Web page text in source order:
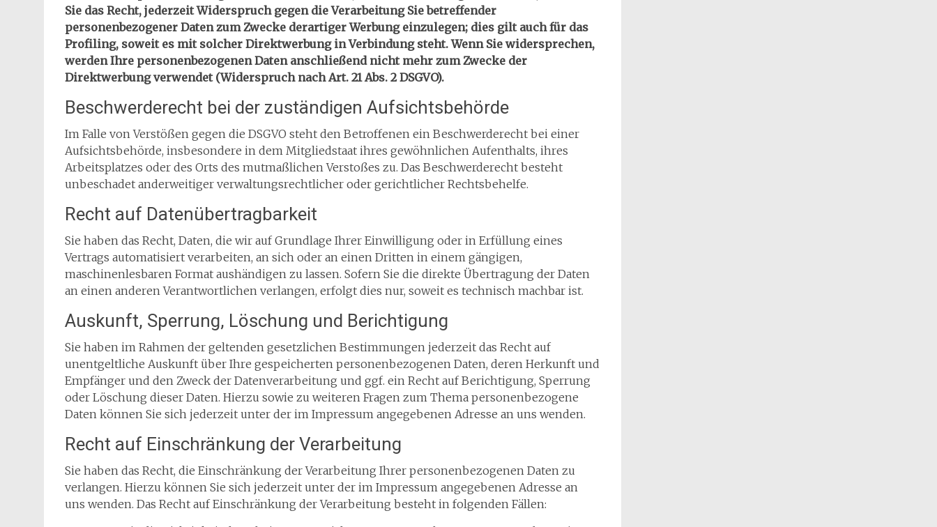
Sie das Recht, jederzeit Widerspruch gegen die Verarbeitung Sie betreffender
personenbezogener Daten zum Zwecke derartiger Werbung einzulegen; dies gilt auch für das
Profiling, soweit es mit solcher Direktwerbung in Verbindung steht. Wenn Sie widersprechen,
werden Ihre personenbezogenen Daten anschließend nicht mehr zum Zwecke der
Direktwerbung verwendet (Widerspruch nach Art. 21 Abs. 2 DSGVO).
Beschwerderecht bei der zuständigen Aufsichtsbehörde
Im Falle von Verstößen gegen die DSGVO steht den Betroffenen ein Beschwerderecht bei einer
Aufsichtsbehörde, insbesondere in dem Mitgliedstaat ihres gewöhnlichen Aufenthalts, ihres
Arbeitsplatzes oder des Orts des mutmaßlichen Verstoßes zu. Das Beschwerderecht besteht
unbeschadet anderweitiger verwaltungsrechtlicher oder gerichtlicher Rechtsbehelfe.
Recht auf Datenübertragbarkeit
Sie haben das Recht, Daten, die wir auf Grundlage Ihrer Einwilligung oder in Erfüllung eines
Vertrags automatisiert verarbeiten, an sich oder an einen Dritten in einem gängigen,
maschinenlesbaren Format aushändigen zu lassen. Sofern Sie die direkte Übertragung der Daten
an einen anderen Verantwortlichen verlangen, erfolgt dies nur, soweit es technisch machbar ist.
Auskunft, Sperrung, Löschung und Berichtigung
Sie haben im Rahmen der geltenden gesetzlichen Bestimmungen jederzeit das Recht auf
unentgeltliche Auskunft über Ihre gespeicherten personenbezogenen Daten, deren Herkunft und
Empfänger und den Zweck der Datenverarbeitung und ggf. ein Recht auf Berichtigung, Sperrung
oder Löschung dieser Daten. Hierzu sowie zu weiteren Fragen zum Thema personenbezogene
Daten können Sie sich jederzeit unter der im Impressum angegebenen Adresse an uns wenden.
Recht auf Einschränkung der Verarbeitung
Sie haben das Recht, die Einschränkung der Verarbeitung Ihrer personenbezogenen Daten zu
verlangen. Hierzu können Sie sich jederzeit unter der im Impressum angegebenen Adresse an
uns wenden. Das Recht auf Einschränkung der Verarbeitung besteht in folgenden Fällen: